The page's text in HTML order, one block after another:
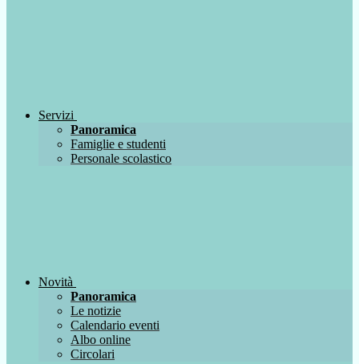
Servizi
Panoramica
Famiglie e studenti
Personale scolastico
Novità
Panoramica
Le notizie
Calendario eventi
Albo online
Circolari